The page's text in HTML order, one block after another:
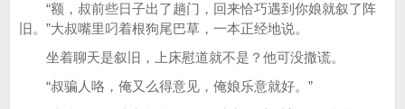
“额，叔前些日子出了趟门，回来恰巧遇到你娘就叙了阵
旧。”大叔嘴里叼着根狗尾巴草，一本正经地说。
坐着聊天是叙旧，上床慰道就不是？他可没撒谎。
“叔骗人咯，俺又么得意见，俺娘乐意就好。”